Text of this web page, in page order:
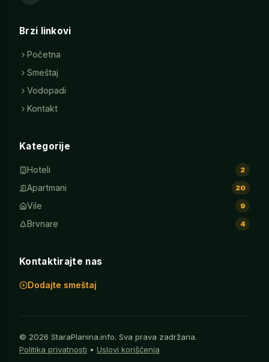
Brzi linkovi
Početna
Smeštaj
Vodopadi
Kontakt
Kategorije
Hoteli 2
Apartmani 20
Vile 9
Brvnare 4
Kontaktirajte nas
Dodajte smeštaj
© 2026 StaraPlanina.info. Sva prava zadržana.
Politika privatnosti • Uslovi korišćenja